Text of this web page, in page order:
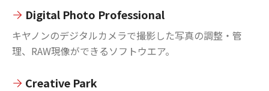
Digital Photo Professional
キヤノンのデジタルカメラで撮影した写真の調整・管
理、RAW現像ができるソフトウエア。
Creative Park